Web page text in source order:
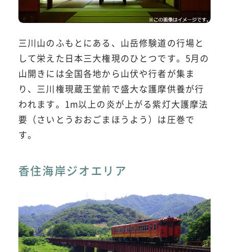
三川山のふもとにある、山岳修験道の行場と
して栄えた日本三大権現のひとつです。5月の
山開きには全国各地から山伏や行者が集ま
り、三川権現蔵王堂前で盛大な護摩供養が行
われます。1m以上の炎が上がる紫灯大護摩法
要（さいとうおおごまほうよう）は圧巻で
す。
香住海岸ジオエリア